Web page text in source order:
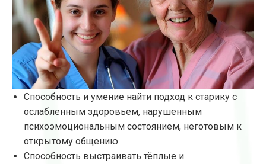
Способность и умение найти подход к старику с
ослабленным здоровьем, нарушенным
психоэмоциональным состоянием, неготовым к
открытому общению.
Способность выстраивать тёплые и